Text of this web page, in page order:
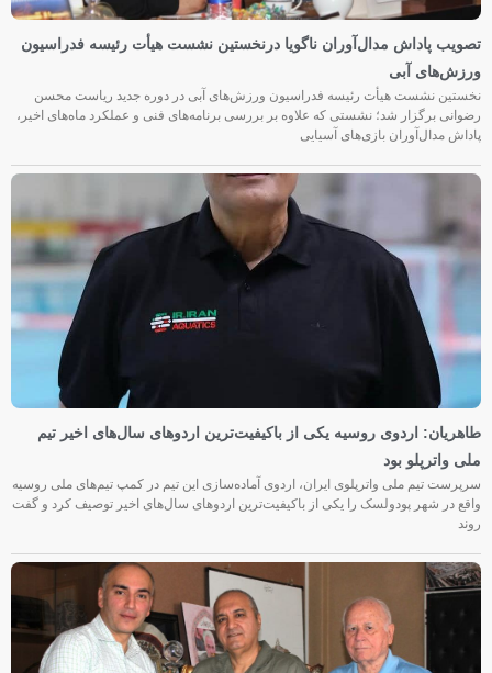
تصویب پاداش مدال‌آوران ناگویا درنخستین نشست هیأت رئیسه فدراسیون
ورزش‌های آبی
نخستین نشست هیأت رئیسه فدراسیون ورزش‌های آبی در دوره جدید ریاست محسن
رضوانی برگزار شد؛ نشستی که علاوه بر بررسی برنامه‌های فنی و عملکرد ماه‌های اخیر،
پاداش مدال‌آوران بازی‌های آسیایی
طاهریان: اردوی روسیه یکی از باکیفیت‌ترین اردوهای سال‌های اخیر تیم
ملی واترپلو بود
سرپرست تیم ملی واترپلوی ایران، اردوی آماده‌سازی این تیم در کمپ تیم‌های ملی روسیه
واقع در شهر پودولسک را یکی از باکیفیت‌ترین اردوهای سال‌های اخیر توصیف کرد و گفت
روند